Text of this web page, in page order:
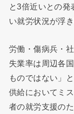
と3倍近いとの発
い就労状況が浮
労働・傷病兵・
失業率は周辺各
ものではない」
供給においてミ
者の就労支援の